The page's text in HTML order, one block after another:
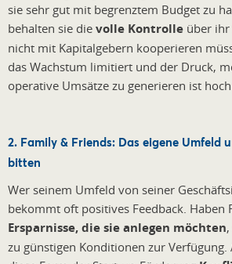
sie sehr gut mit begrenztem Budget zu
behalten sie die volle Kontrolle über
nicht mit Kapitalgebern kooperieren
das Wachstum limitiert und der Druck,
operative Umsätze zu generieren ist hoch.
2. Family & Friends: Das eigene Umfeld
bitten
Wer seinem Umfeld von seiner
bekommt oft positives Feedback. Haben
Ersparnisse, die sie anlegen möchten
zu günstigen Konditionen zur